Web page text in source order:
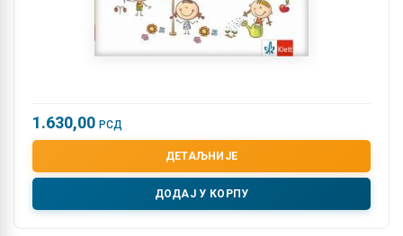
1.630,00 РСД
ДЕТАЉНИЈЕ
ДОДАЈ У КОРПУ